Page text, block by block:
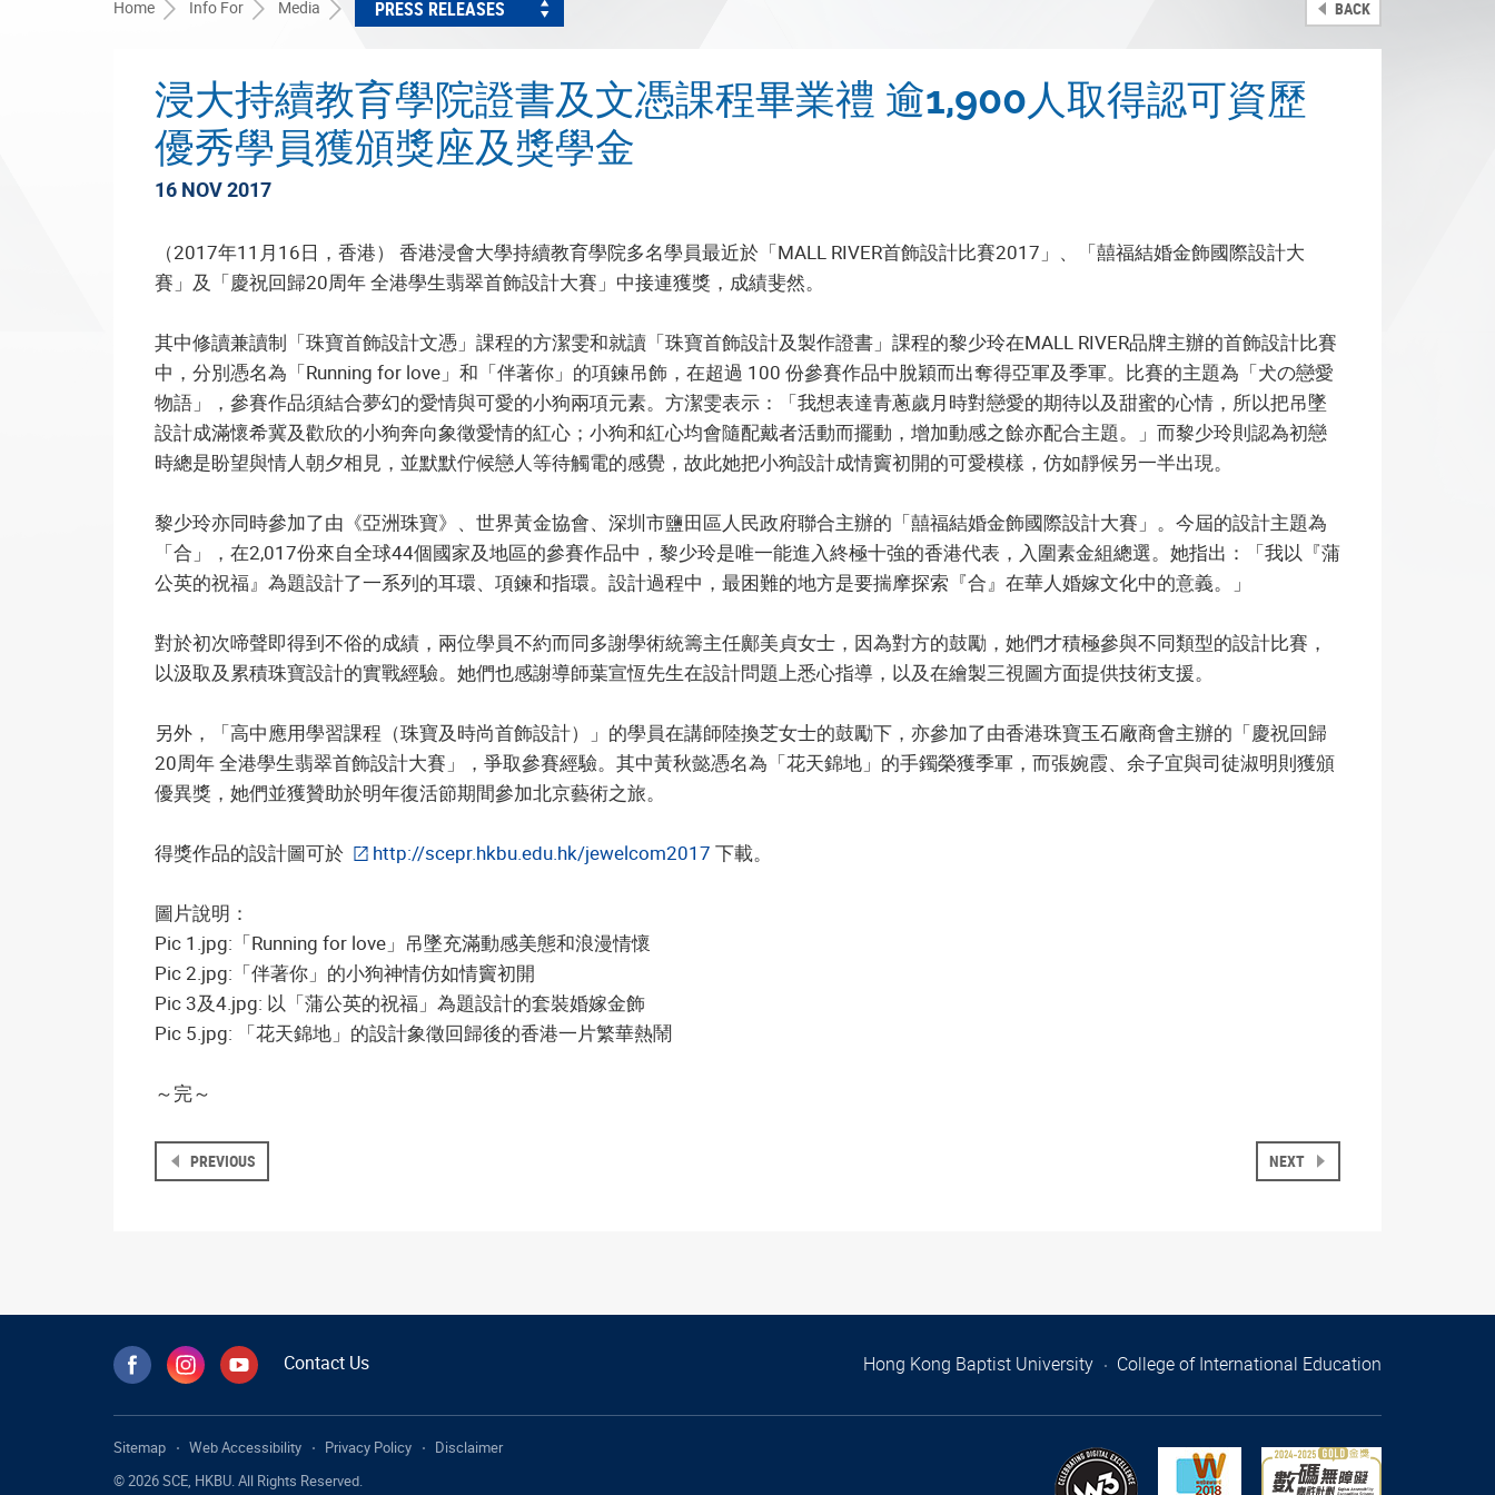
Home Info For Media PRESS RELEASES BACK
浸大持續教育學院證書及文憑課程畢業禮 逾1,900人取得認可資歷
優秀學員獲頒獎座及獎學金
16 NOV 2017
（2017年11月16日，香港） 香港浸會大學持續教育學院多名學員最近於「MALL RIVER首飾設計比賽2017」、「囍福結婚金飾國際設計大
賽」及「慶祝回歸20周年 全港學生翡翠首飾設計大賽」中接連獲獎，成績斐然。
其中修讀兼讀制「珠寶首飾設計文憑」課程的方潔雯和就讀「珠寶首飾設計及製作證書」課程的黎少玲在MALL RIVER品牌主辦的首飾設計比賽
中，分別憑名為「Running for love」和「伴著你」的項鍊吊飾，在超過 100 份參賽作品中脫穎而出奪得亞軍及季軍。比賽的主題為「犬の戀愛
物語」，參賽作品須結合夢幻的愛情與可愛的小狗兩項元素。方潔雯表示：「我想表達青蔥歲月時對戀愛的期待以及甜蜜的心情，所以把吊墜
設計成滿懷希冀及歡欣的小狗奔向象徵愛情的紅心；小狗和紅心均會隨配戴者活動而擺動，增加動感之餘亦配合主題。」而黎少玲則認為初戀
時總是盼望與情人朝夕相見，並默默佇候戀人等待觸電的感覺，故此她把小狗設計成情竇初開的可愛模樣，仿如靜候另一半出現。
黎少玲亦同時參加了由《亞洲珠寶》、世界黃金協會、深圳市鹽田區人民政府聯合主辦的「囍福結婚金飾國際設計大賽」。今屆的設計主題為
「合」，在2,017份來自全球44個國家及地區的參賽作品中，黎少玲是唯一能進入終極十強的香港代表，入圍素金組總選。她指出：「我以『蒲
公英的祝福』為題設計了一系列的耳環、項鍊和指環。設計過程中，最困難的地方是要揣摩探索『合』在華人婚嫁文化中的意義。」
對於初次啼聲即得到不俗的成績，兩位學員不約而同多謝學術統籌主任鄺美貞女士，因為對方的鼓勵，她們才積極參與不同類型的設計比賽，
以汲取及累積珠寶設計的實戰經驗。她們也感謝導師葉宣恆先生在設計問題上悉心指導，以及在繪製三視圖方面提供技術支援。
另外，「高中應用學習課程（珠寶及時尚首飾設計）」的學員在講師陸換芝女士的鼓勵下，亦參加了由香港珠寶玉石廠商會主辦的「慶祝回歸
20周年 全港學生翡翠首飾設計大賽」，爭取參賽經驗。其中黃秋懿憑名為「花天錦地」的手鐲榮獲季軍，而張婉霞、余子宜與司徒淑明則獲頒
優異獎，她們並獲贊助於明年復活節期間參加北京藝術之旅。
得獎作品的設計圖可於 http://scepr.hkbu.edu.hk/jewelcom2017 下載。
圖片說明：
Pic 1.jpg:「Running for love」吊墜充滿動感美態和浪漫情懷
Pic 2.jpg:「伴著你」的小狗神情仿如情竇初開
Pic 3及4.jpg: 以「蒲公英的祝福」為題設計的套裝婚嫁金飾
Pic 5.jpg: 「花天錦地」的設計象徵回歸後的香港一片繁華熱鬧
～完～
PREVIOUS NEXT
Contact Us Hong Kong Baptist University College of International Education
Sitemap Web Accessibility Privacy Policy
Disclaimer
© 2026 SCE, HKBU. All Rights Reserved.